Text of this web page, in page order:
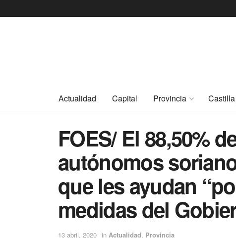
Actualidad Capital Provincia
FOES/ El 88,50%
autónomos
que les ayudan
medidas del
13 abril, 2020 in Actualidad, Provincia